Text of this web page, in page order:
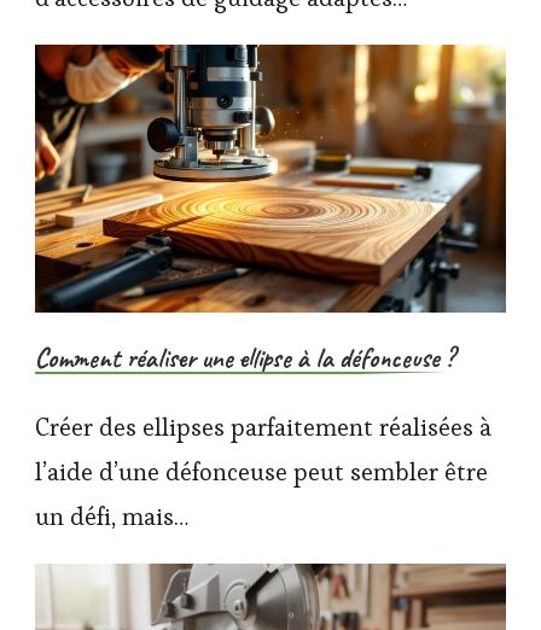
Comment réaliser une ellipse à la défonceuse ?
Créer des ellipses parfaitement réalisées à
l’aide d’une défonceuse peut sembler être
un défi, mais…